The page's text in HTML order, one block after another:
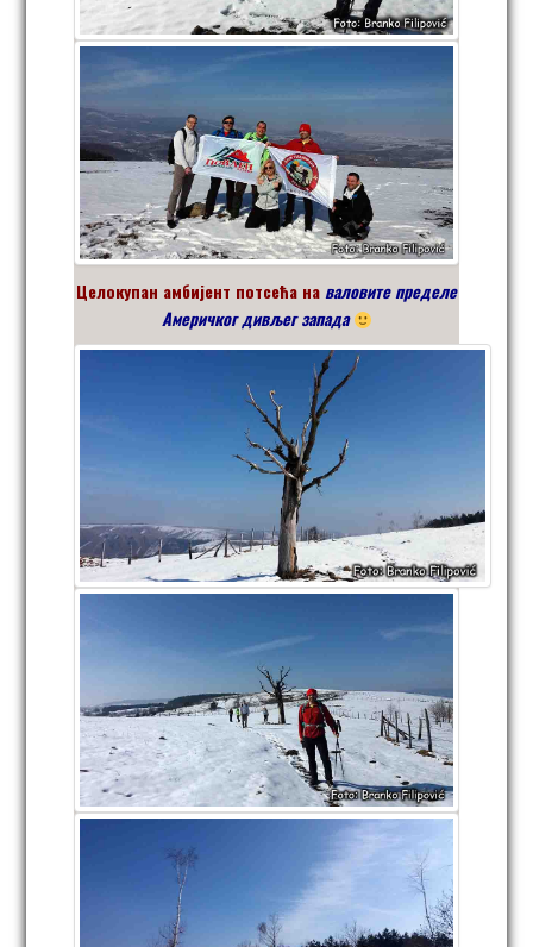
Целокупан амбијент потсећа наваловите пределе
Америчког дивљег запада